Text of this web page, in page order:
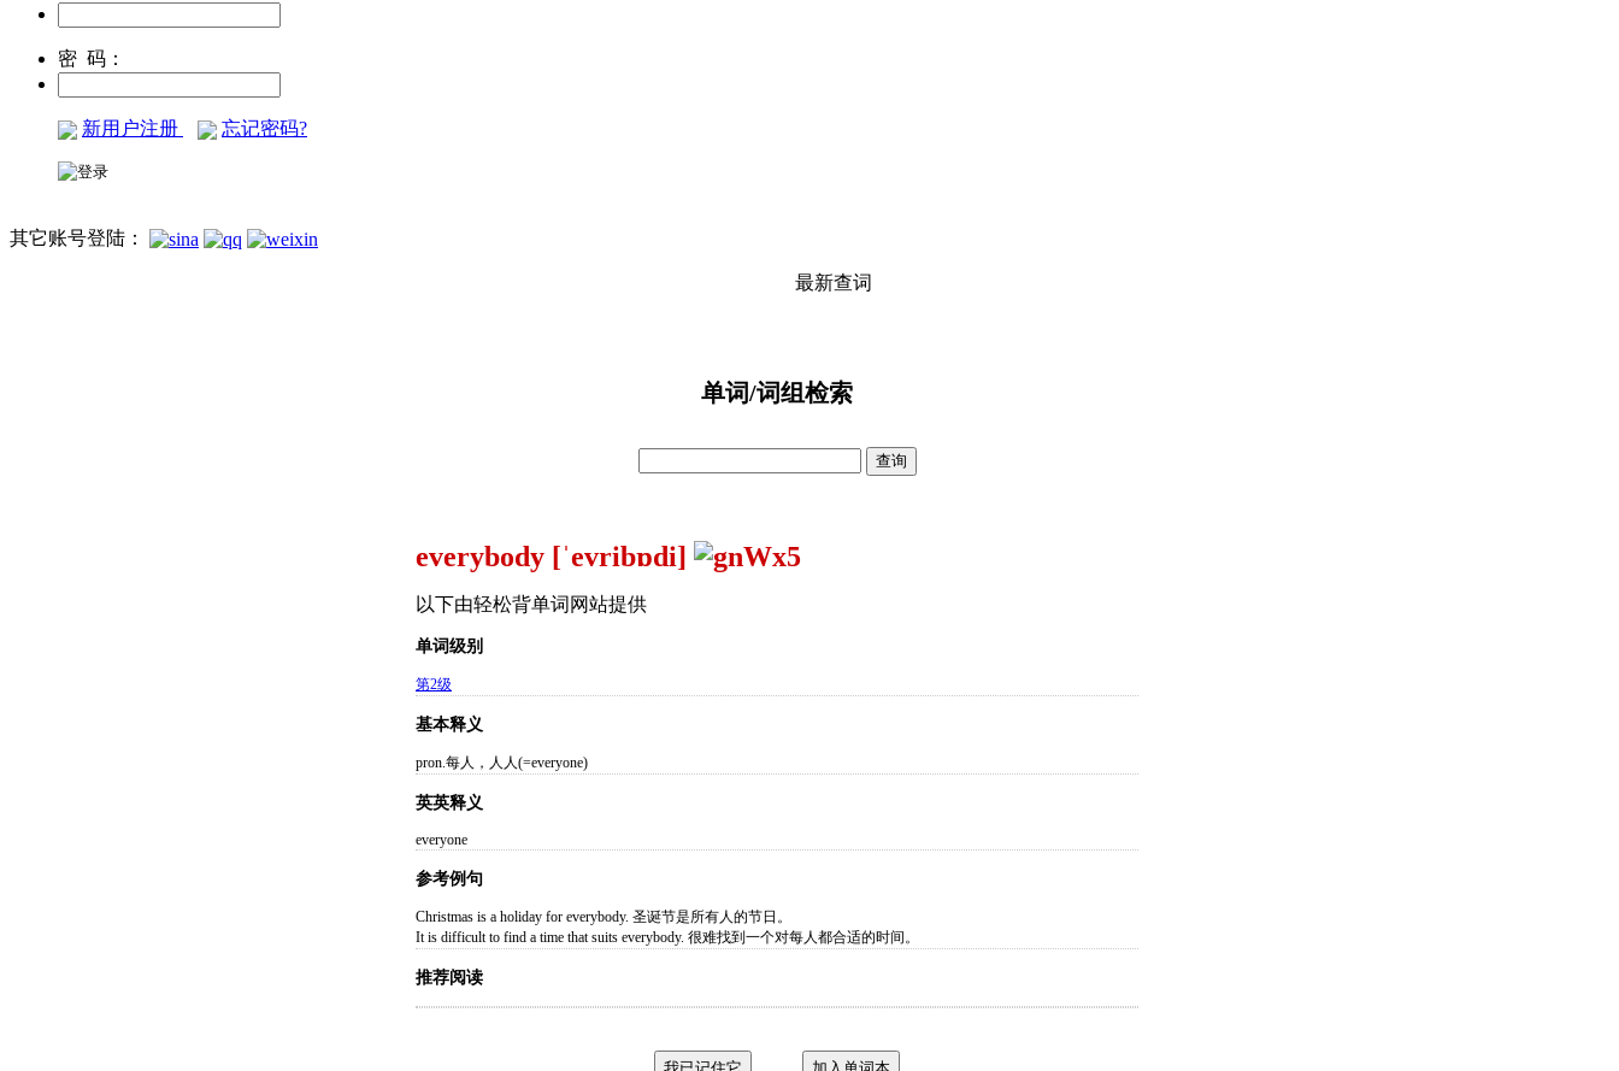
密 码：
新用户注册 忘记密码?
其它账号登陆：
最新查词
单词/词组检索
everybody [ˈevribɒdi]
以下由轻松背单词网站提供
单词级别
第2级
基本释义
pron.每人，人人(=everyone)
英英释义
everyone
参考例句
Christmas is a holiday for everybody. 圣诞节是所有人的节日。
It is difficult to find a time that suits everybody. 很难找到一个对每人都合适的时间。
推荐阅读